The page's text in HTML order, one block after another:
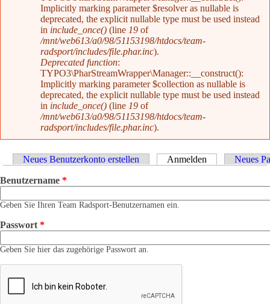
Implicitly marking parameter $resolver as nullable is
deprecated, the explicit nullable type must be used instead
in include_once() (line 19 of
/mnt/web613/a0/98/51153198/htdocs/team-
radsport/includes/file.phar.inc).
Deprecated function:
TYPO3\PharStreamWrapper\Manager::__construct():
Implicitly marking parameter $collection as nullable is
deprecated, the explicit nullable type must be used instead
in include_once() (line 19 of
/mnt/web613/a0/98/51153198/htdocs/team-
radsport/includes/file.phar.inc).
Haupt-Reiter
Neues Benutzerkonto erstellen Anmelden (aktiver Reiter)
Neues
Benutzername *
Geben Sie Ihren Team Radsport-Benutzernamen ein.
Passwort *
Geben Sie hier das zugehörige Passwort an.